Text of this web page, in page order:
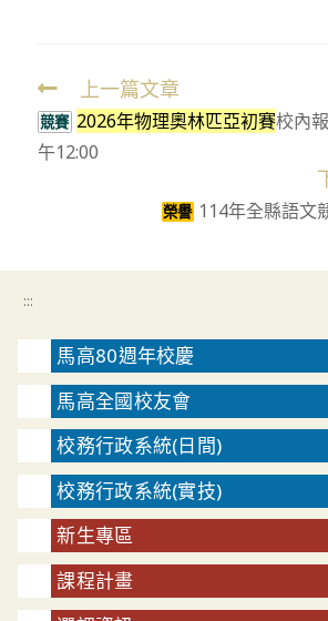
Read
more
articles
上一篇文章
競賽 2026年物理奧林匹亞初賽校內
午12:00
榮譽 114年全縣語文
:::
馬高80週年校慶
馬高全國校友會
校務行政系統(日間)
校務行政系統(實技)
新生專區
課程計畫